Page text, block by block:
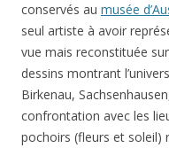
conservés au musée
seul artiste à avoir
vue mais reconstituée
dessins montrant
Birkenau,
confrontation avec les
pochoirs (fleurs et soleil)